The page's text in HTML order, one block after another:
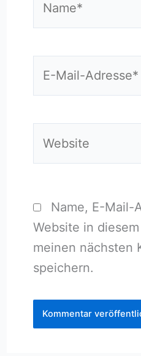
Name, E-Mail-
Website in
meinen nächsten
speichern.